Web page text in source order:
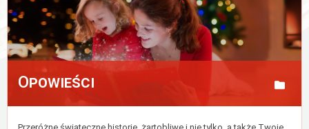
Opowieści